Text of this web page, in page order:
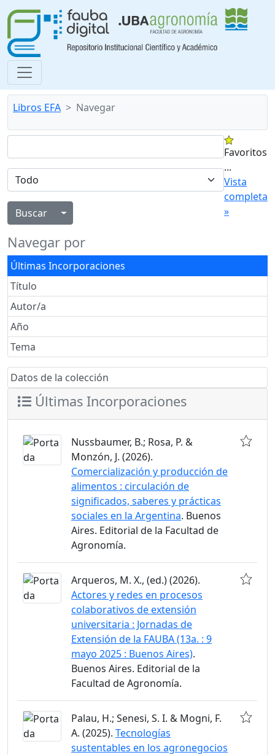
Libros EFA Navegar
Alternar menú desplegable
Favoritos
...
Vista
completa
»
Navegar por
Últimas Incorporaciones
Título
Autor/a
Año
Tema
Datos de la colección
Últimas Incorporaciones
Nussbaumer, B.; Rosa, P. &
Monzón, J. (2026).
Comercialización y producción de
alimentos : circulación de
significados, saberes y prácticas
sociales en la Argentina. Buenos
Aires. Editorial de la Facultad de
Agronomía.
Arqueros, M. X., (ed.) (2026).
Actores y redes en procesos
colaborativos de extensión
universitaria : Jornadas de
Extensión de la FAUBA (13a. : 9
mayo 2025 : Buenos Aires).
Buenos Aires. Editorial de la
Facultad de Agronomía.
Palau, H.; Senesi, S. I. & Mogni, F.
A. (2025). Tecnologías
sustentables en los agronegocios